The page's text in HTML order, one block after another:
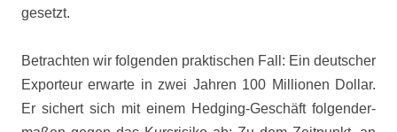
gesetzt.
Betrachten wir folgenden praktischen Fall: Ein deutscher
Exporteur erwarte in zwei Jahren 100 Millionen Dollar.
Er sichert sich mit einem Hedging-Geschäft folgender-